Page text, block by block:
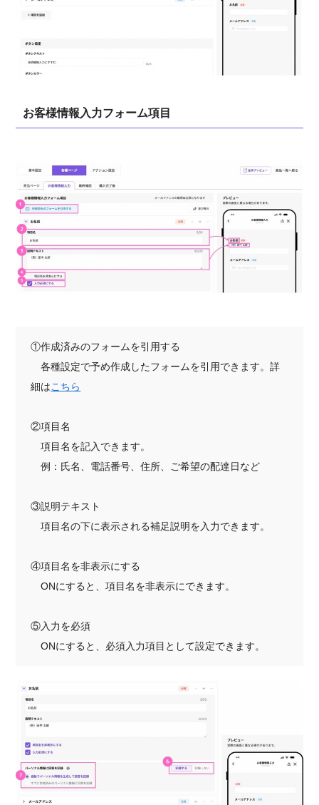
お客様情報入力フォーム項目
①作成済みのフォームを引用する
各種設定で予め作成したフォームを引用できます。詳
細はこちら
②項目名
項目名を記入できます。
例：氏名、電話番号、住所、ご希望の配達日など
③説明テキスト
項目名の下に表示される補足説明を入力できます。
④項目名を非表示にする
ONにすると、項目名を非表示にできます。
⑤入力を必須
ONにすると、必須入力項目として設定できます。